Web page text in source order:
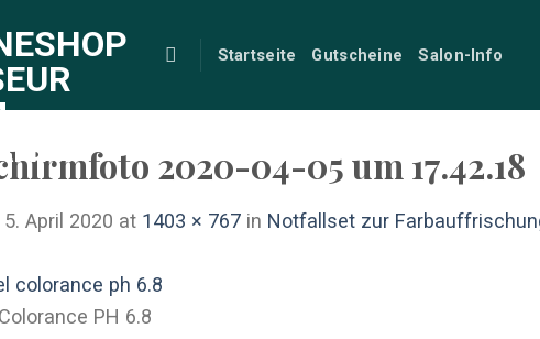
Startseite Gutscheine Salon-Info
2020-04-05 um 17.42.18
5. April 2020 at 1403 × 767 in Notfallset zur
PH 6.8